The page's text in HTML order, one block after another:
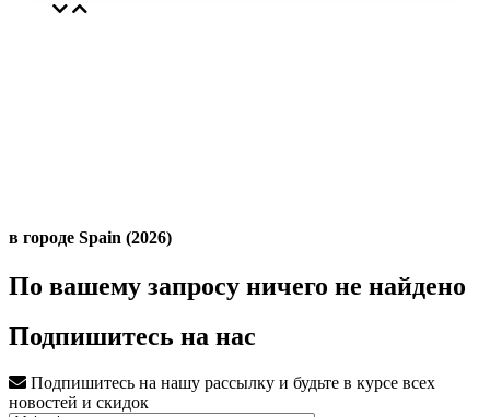
в городе Spain (2026)
По вашему запросу ничего не найдено
Подпишитесь на нас
Подпишитесь на нашу рассылку и будьте в курсе всех
новостей и скидок